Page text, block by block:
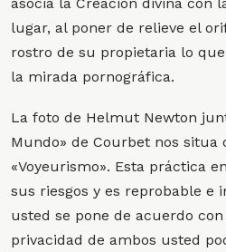
lugar, al poner de relieve el
rostro de su propietaria lo
la mirada pornográfica.
La foto de Helmut Newton
Mundo» de Courbet nos situa
«Voyeurismo». Esta práctica
sus riesgos y es reprobable e
usted se pone de acuerdo
privacidad de ambos usted